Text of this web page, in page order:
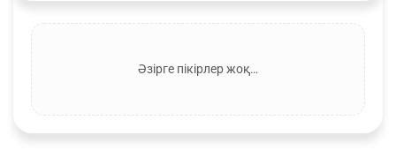
Әзірге пікірлер жоқ…